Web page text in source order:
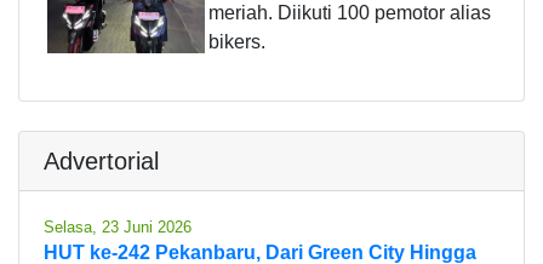
meriah. Diikuti 100 pemotor alias
bikers.
Advertorial
Selasa, 23 Juni 2026
HUT ke-242 Pekanbaru, Dari Green City Hingga